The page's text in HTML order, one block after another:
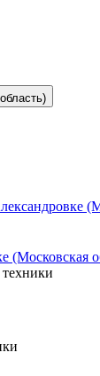
(Московская